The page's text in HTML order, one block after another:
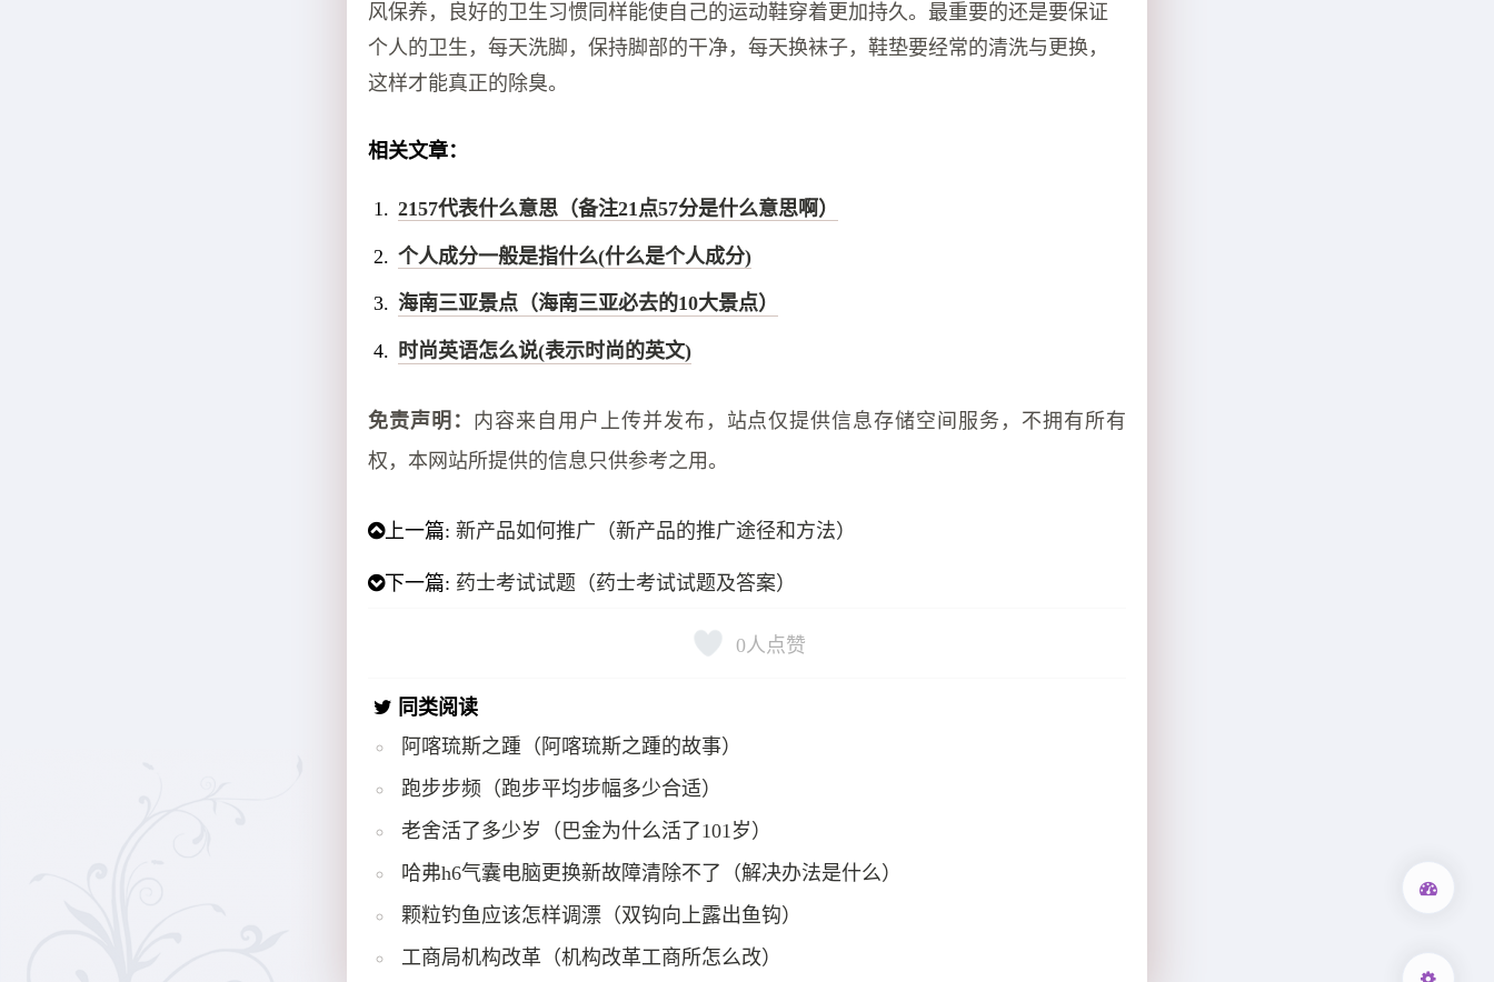
风保养，良好的卫生习惯同样能使自己的运动鞋穿着更加持久。最重要的还是要保证
个人的卫生，每天洗脚，保持脚部的干净，每天换袜子，鞋垫要经常的清洗与更换，
这样才能真正的除臭。
相关文章：
2157代表什么意思（备注21点57分是什么意思啊）
个人成分一般是指什么(什么是个人成分)
海南三亚景点（海南三亚必去的10大景点）
时尚英语怎么说(表示时尚的英文)
免责声明： 内容来自用户上传并发布，站点仅提供信息存储空间服务，不拥有所有
权，本网站所提供的信息只供参考之用。
上一篇:新产品如何推广（新产品的推广途径和方法）
下一篇: 药士考试试题（药士考试试题及答案）
0人点赞
同类阅读
阿喀琉斯之踵（阿喀琉斯之踵的故事）
跑步步频（跑步平均步幅多少合适）
老舍活了多少岁（巴金为什么活了101岁）
哈弗h6气囊电脑更换新故障清除不了（解决办法是什么）
颗粒钓鱼应该怎样调漂（双钩向上露出鱼钩）
工商局机构改革（机构改革工商所怎么改）